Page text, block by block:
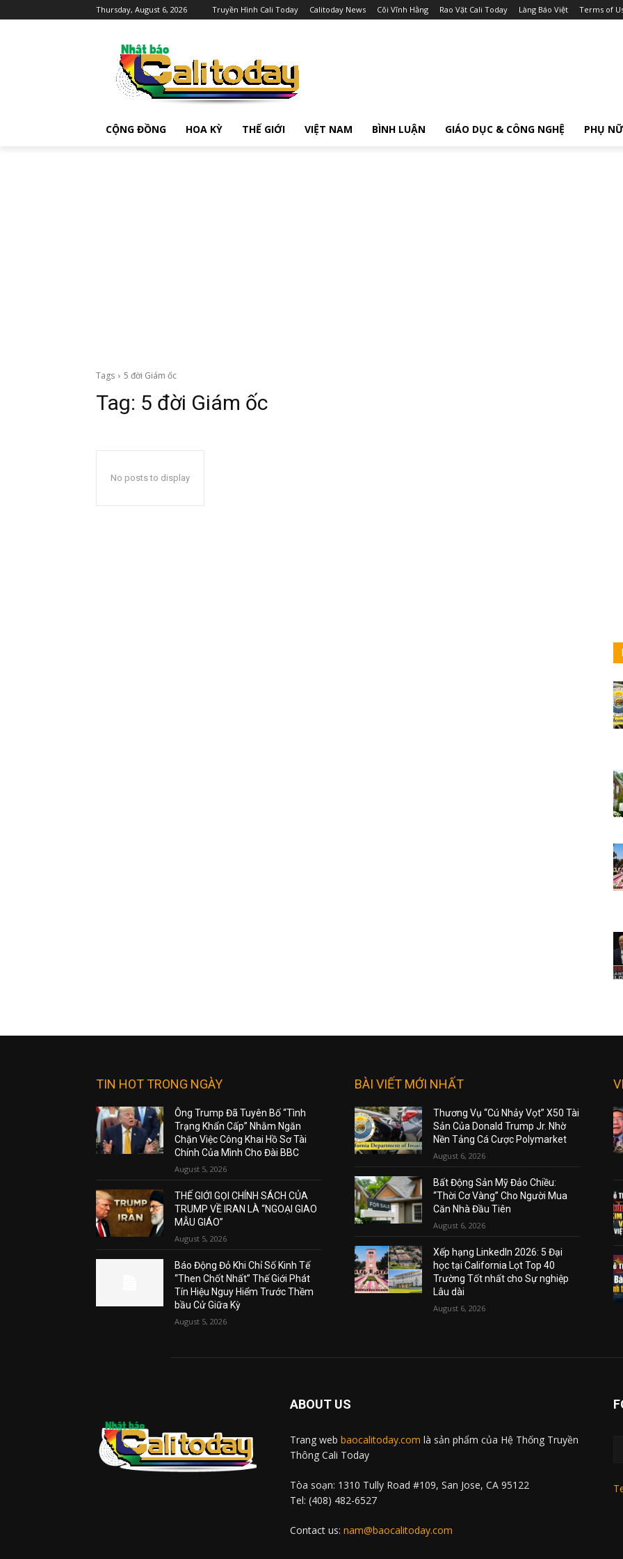
Thursday, August 6, 2026 Truyền Hình Cali Today Calitoday News Cõi Vĩnh Hằng Rao Vặt Cali Today Làng Báo Việt Terms of
CỘNG ĐỒNG HOA KỲ THẾ GIỚI VIỆT NAM BÌNH LUẬN GIÁO DỤC & CÔNG NGHỆ PHỤ NỮ
Tags 5 đời Giám ốc
Tag: 5 đời Giám ốc
No posts to display
TIN HOT TRONG NGÀY
Ông Trump Đã Tuyên Bố “Tình
Trạng Khẩn Cấp” Nhằm Ngăn
Chặn Việc Công Khai Hồ Sơ Tài
Chính Của Mình Cho Đài BBC
August 5, 2026
THẾ GIỚI GỌI CHÍNH SÁCH CỦA
TRUMP VỀ IRAN LÀ “NGOẠI GIAO
MẪU GIÁO”
August 5, 2026
Báo Động Đỏ Khi Chỉ Số Kinh Tế
“Then Chốt Nhất” Thế Giới Phát
Tín Hiệu Nguy Hiểm Trước Thềm
bầu Cử Giữa Kỳ
August 5, 2026
BÀI VIẾT MỚI NHẤT
Thương Vụ “Cú Nhảy Vọt” X50 Tài
Sản Của Donald Trump Jr. Nhờ
Nền Tảng Cá Cược Polymarket
August 6, 2026
Bất Động Sản Mỹ Đảo Chiều:
“Thời Cơ Vàng” Cho Người Mua
Căn Nhà Đầu Tiên
August 6, 2026
Xếp hạng LinkedIn 2026: 5 Đại
học tại California Lọt Top 40
Trường Tốt nhất cho Sự nghiệp
Lâu dài
August 6, 2026
ABOUT US
Trang web baocalitoday.com là sản phẩm của Hệ Thống Truyền
Thông Cali Today
Tòa soạn: 1310 Tully Road #109, San Jose, CA 95122
Tel: (408) 482-6527
Contact us: nam@baocalitoday.com